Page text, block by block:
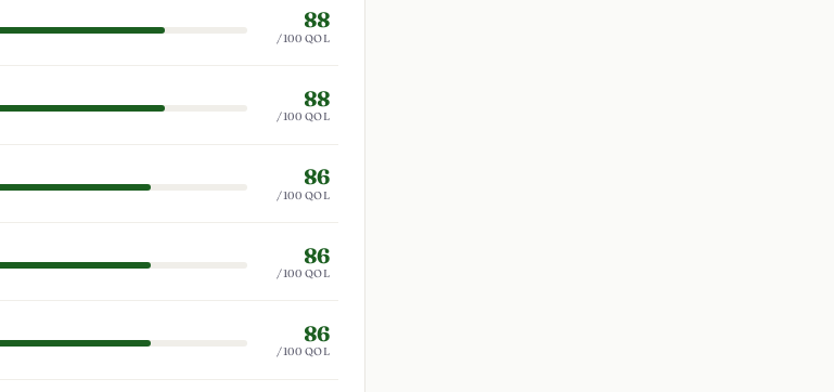
88
/100 QOL
88
/100 QOL
86
/100 QOL
86
/100 QOL
86
/100 QOL